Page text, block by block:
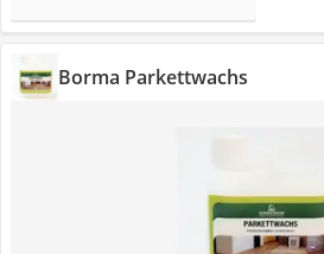
Borma Parkettwachs